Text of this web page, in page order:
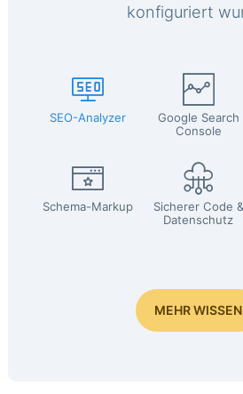
konfiguriert
SEO-Analyzer
Google Search
Console
Schema-Markup
Sicherer Code &
Datenschutz
MEHR WISSEN